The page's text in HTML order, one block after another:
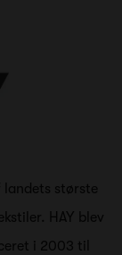
største
HAY blev
i 2003 til